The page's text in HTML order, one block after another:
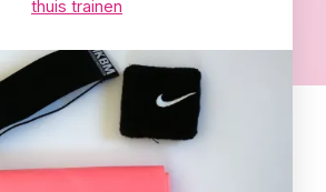
thuis trainen